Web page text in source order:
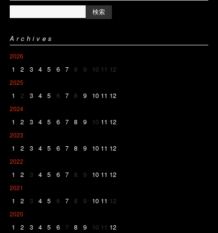
Archives
2026
1 2 3 4 5 6 7 8 9 10 11 12
2025
1 2 3 4 5 6 7 8 9 10 11 12
2024
1 2 3 4 5 6 7 8 9 10 11 12
2023
1 2 3 4 5 6 7 8 9 10 11 12
2022
1 2 3 4 5 6 7 8 9 10 11 12
2021
1 2 3 4 5 6 7 8 9 10 11 12
2020
1 2 3 4 5 6 7 8 9 10 11 12